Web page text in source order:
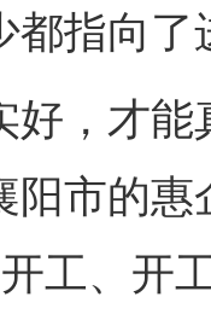
都指向
，才能
阳市的惠
工、开